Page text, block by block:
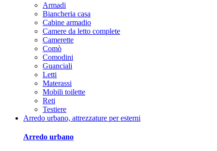
Armadi
Biancheria casa
Cabine armadio
Camere da letto complete
Camerette
Comò
Comodini
Guanciali
Letti
Materassi
Mobili toilette
Reti
Testiere
Arredo urbano, attrezzature per esterni
Arredo urbano